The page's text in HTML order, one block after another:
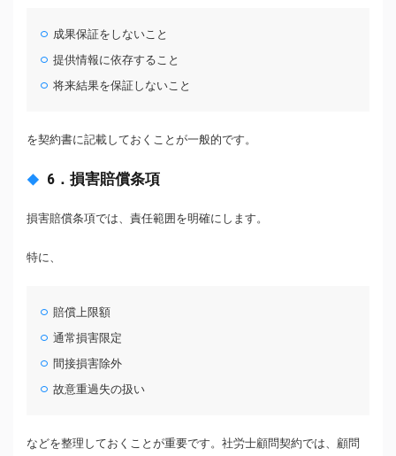
成果保証をしないこと
提供情報に依存すること
将来結果を保証しないこと
を契約書に記載しておくことが一般的です。
6．損害賠償条項
損害賠償条項では、責任範囲を明確にします。
特に、
賠償上限額
通常損害限定
間接損害除外
故意重過失の扱い
などを整理しておくことが重要です。社労士顧問契約では、顧問